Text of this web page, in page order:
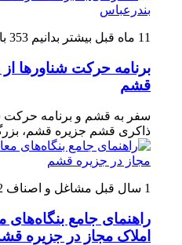
11 ماه قبل بیشتر بدانیم 353 بازدید
برنامه حرکت شناورها
قشم
سفر به قشم و برنامه حرکت
ذاکری قشم جزیره قشم،
1 سال قبل مشاغل و اصناف
راهنمای جامع بنگاه‌های
املاک مجاز در جزیره